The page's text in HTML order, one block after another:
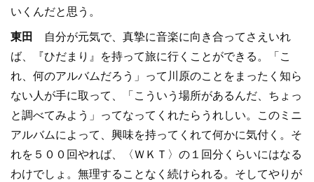
いくんだと思う。
東田 自分が元気で、真摯に音楽に向き合ってさえいれ
ば、『ひだまり』を持って旅に行くことができる。「こ
れ、何のアルバムだろう」って川原のことをまったく知ら
ない人が手に取って、「こういう場所があるんだ、ちょっ
と調べてみよう」ってなってくれたらうれしい。このミニ
アルバムによって、興味を持ってくれて何かに気付く。そ
れを５００回やれば、〈ＷＫＴ〉の１回分くらいにはなる
わけでしょ。無理することなく続けられる。そしてやりが